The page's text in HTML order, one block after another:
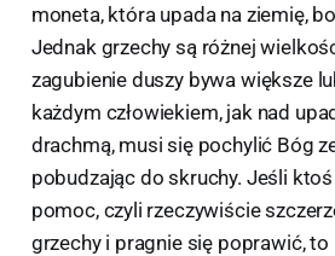
moneta, która upada na ziemię,
Jednak grzechy są różnej
zagubienie duszy bywa większe
każdym człowiekiem, jak nad
drachmą, musi się pochylić Bóg
pobudzając do skruchy. Jeśli
pomoc, czyli rzeczywiście
grzechy i pragnie się poprawić, to